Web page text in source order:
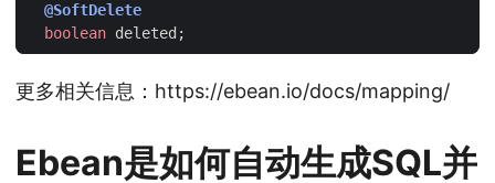
@SoftDelete
boolean deleted ;
更多相关信息：https://ebean.io/docs/mapping/
Ebean是如何自动生成SQL并